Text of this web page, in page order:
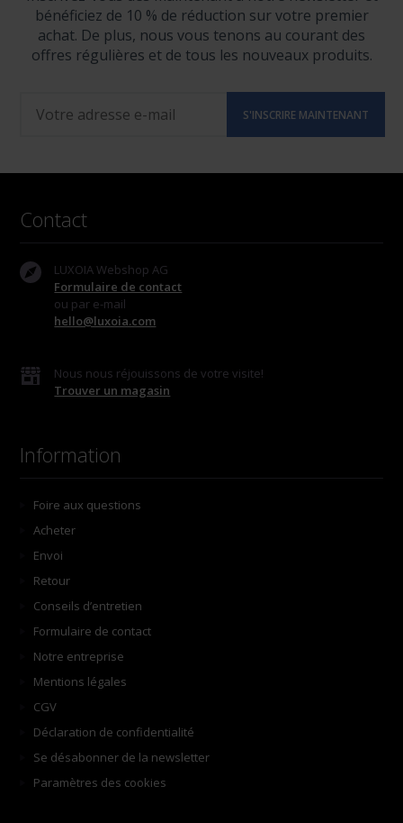
bénéficiez de 10 % de réduction sur votre premier
achat. De plus, nous vous tenons au courant des
offres régulières et de tous les nouveaux produits.
Contact
LUXOIA Webshop AG
Formulaire de contact
ou par e-mail
hello@luxoia.com
Nous nous réjouissons de votre visite!
Trouver un magasin
Information
Foire aux questions
Acheter
Envoi
Retour
Conseils d’entretien
Formulaire de contact
Notre entreprise
Mentions légales
CGV
Déclaration de confidentialité
Se désabonner de la newsletter
Paramètres des cookies